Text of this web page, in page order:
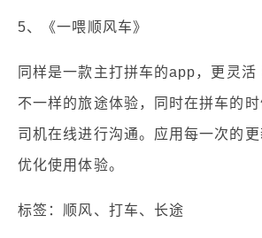
5、《一喂顺风车》
同样是一款主打拼车的app，更灵活
不一样的旅途体验，同时在拼车的
司机在线进行沟通。应用每一次的
优化使用体验。
标签：顺风、打车、长途